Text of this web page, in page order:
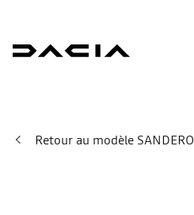
Retour au modèle SANDERO